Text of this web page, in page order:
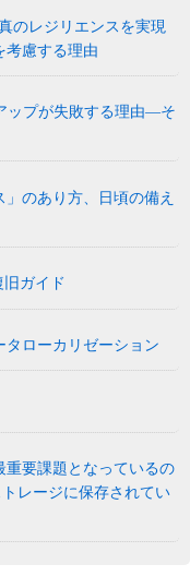
のレジリエンスを実現
考慮する理由
ップが失敗する理由―そ
のあり方、日頃の備え
旧ガイド
ローカリゼーション
重要課題となっているの
レージに保存されてい